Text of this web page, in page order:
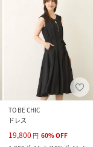
TO BE CHIC
ドレス
19,800 円 60%OFF